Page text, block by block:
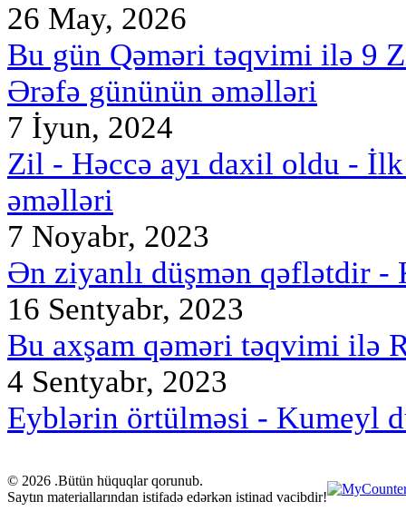
26 May, 2026
Bu gün Qəməri təqvimi ilə 9
Ərəfə gününün əməlləri
7 İyun, 2024
Zil - Həccə ayı daxil oldu -
əməlləri
7 Noyabr, 2023
Ən ziyanlı düşmən qəflətdir -
16 Sentyabr, 2023
Bu axşam qəməri təqvimi ilə
4 Sentyabr, 2023
Eyblərin örtülməsi - Kumeyl
© 2026 .Bütün hüquqlar qorunub.
Saytın materiallarından istifadə edərkən istinad vacibdir!